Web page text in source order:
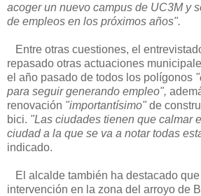
acoger un nuevo campus de UC3M y
de empleos en los próximos años".
Entre otras cuestiones, el
repasado otras actuaciones
el año pasado de todos los polígonos
para seguir generando empleo",
renovación "importantísimo" de
bici. "Las ciudades tienen que calmar
ciudad a la que se va a notar todas
indicado.
El alcalde también ha destacado
intervención en la zona del arroyo de